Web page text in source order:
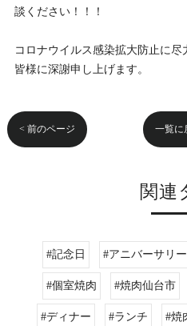
談ください！！！
コロナウイルス感染拡大防止に
皆様に深謝申し上げます。
< 前のページ 一覧に
関連
#記念日 #アニバーサリー
#個室焼肉 #焼肉仙台市
#ディナー #ランチ #焼